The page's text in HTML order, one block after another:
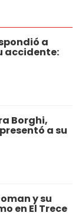
a
accidente:
Borghi,
a su
y su
en El Trece